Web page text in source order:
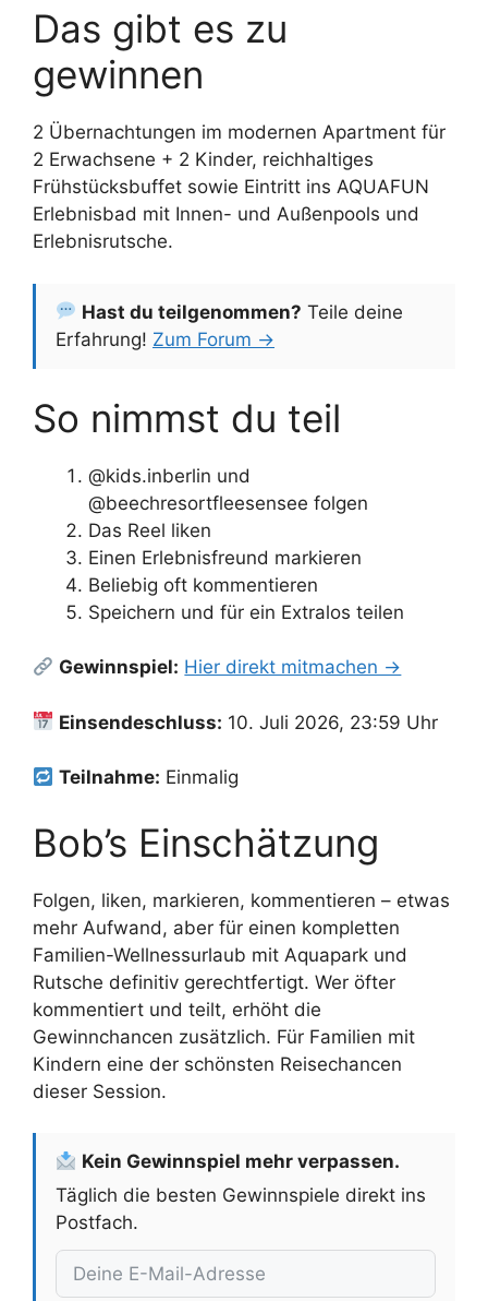
Das gibt es zu
gewinnen
2 Übernachtungen im modernen Apartment für
2 Erwachsene + 2 Kinder, reichhaltiges
Frühstücksbuffet sowie Eintritt ins AQUAFUN
Erlebnisbad mit Innen- und Außenpools und
Erlebnisrutsche.
Hast du teilgenommen? Teile deine
Erfahrung! Zum Forum →
So nimmst du teil
@kids.inberlin und
@beechresortfleesensee folgen
Das Reel liken
Einen Erlebnisfreund markieren
Beliebig oft kommentieren
Speichern und für ein Extralos teilen
Gewinnspiel: Hier direkt mitmachen →
Einsendeschluss: 10. Juli 2026, 23:59 Uhr
Teilnahme: Einmalig
Bob’s Einschätzung
Folgen, liken, markieren, kommentieren – etwas
mehr Aufwand, aber für einen kompletten
Familien-Wellnessurlaub mit Aquapark und
Rutsche definitiv gerechtfertigt. Wer öfter
kommentiert und teilt, erhöht die
Gewinnchancen zusätzlich. Für Familien mit
Kindern eine der schönsten Reisechancen
dieser Session.
Kein Gewinnspiel mehr verpassen.
Täglich die besten Gewinnspiele direkt ins
Postfach.